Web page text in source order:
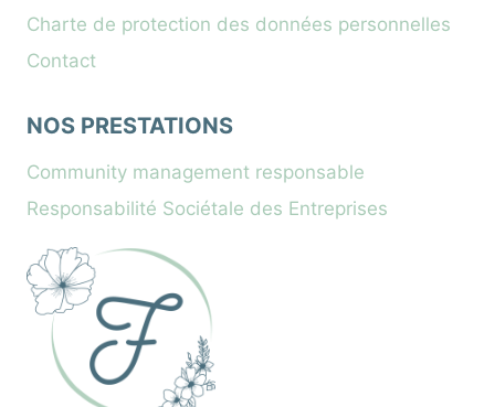
Charte de protection des données personnelles
Contact
NOS PRESTATIONS
Community management responsable
Responsabilité Sociétale des Entreprises